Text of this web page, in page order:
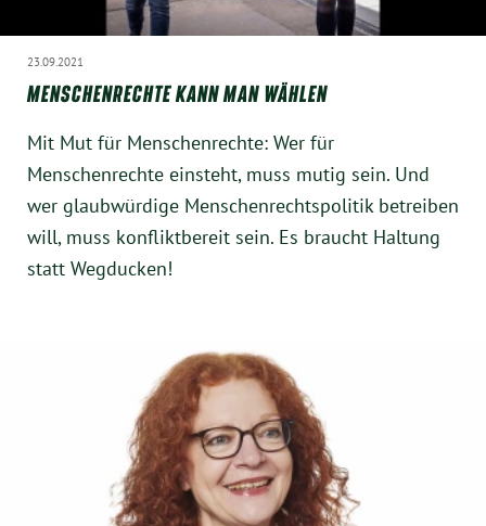
23.09.2021
MENSCHENRECHTE KANN MAN WÄHLEN
Mit Mut für Menschenrechte: Wer für
Menschenrechte einsteht, muss mutig sein. Und
wer glaubwürdige Menschenrechtspolitik betreiben
will, muss konfliktbereit sein. Es braucht Haltung
statt Wegducken!